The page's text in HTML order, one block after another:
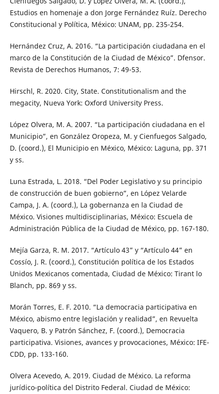
Estudios en homenaje a don Jorge Fernández Ruíz. Derecho
Constitucional y Política, México: UNAM, pp. 235-254.
Hernández Cruz, A. 2016. “La participación ciudadana en el
marco de la Constitución de la Ciudad de México”. Dfensor.
Revista de Derechos Humanos, 7: 49-53.
Hirschl, R. 2020. City, State. Constitutionalism and the
megacity, Nueva York: Oxford University Press.
López Olvera, M. A. 2007. “La participación ciudadana en el
Municipio”, en González Oropeza, M. y Cienfuegos Salgado,
D. (coord.), El Municipio en México, México: Laguna, pp. 371
y ss.
Luna Estrada, L. 2018. “Del Poder Legislativo y su principio
de construcción de buen gobierno”, en López Velarde
Campa, J. A. (coord.), La gobernanza en la Ciudad de
México. Visiones multidisciplinarias, México: Escuela de
Administración Pública de la Ciudad de México, pp. 167-180.
Mejía Garza, R. M. 2017. “Artículo 43” y “Artículo 44” en
Cossío, J. R. (coord.), Constitución política de los Estados
Unidos Mexicanos comentada, Ciudad de México: Tirant lo
Blanch, pp. 869 y ss.
Morán Torres, E. F. 2010. “La democracia participativa en
México, abismo entre legislación y realidad”, en Revuelta
Vaquero, B. y Patrón Sánchez, F. (coord.), Democracia
participativa. Visiones, avances y provocaciones, México: IFE-
CDD, pp. 133-160.
Olvera Acevedo, A. 2019. Ciudad de México. La reforma
jurídico-política del Distrito Federal. Ciudad de México: